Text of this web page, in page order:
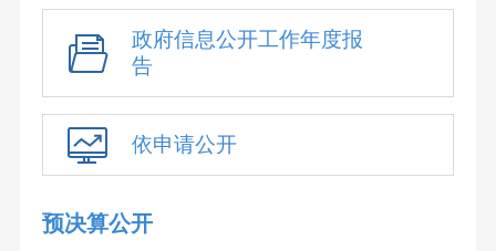
政府信息公开工作年度报
告
依申请公开
预决算公开